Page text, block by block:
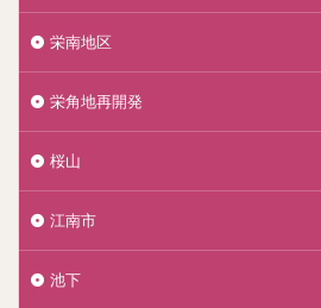
栄南地区
栄角地再開発
桜山
江南市
池下